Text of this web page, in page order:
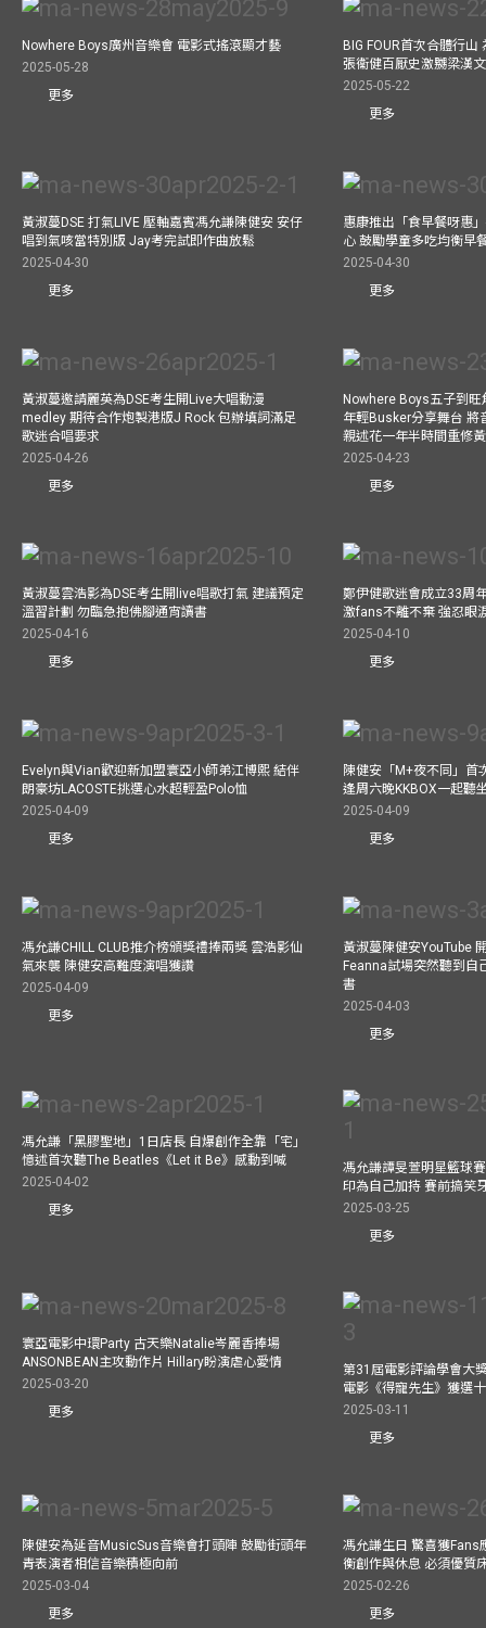
Nowhere Boys廣州音樂會 電影式搖滾顯才藝
2025-05-28
更多
BIG FOUR首次合體行
張衞健百厭史激嬲梁漢
2025-05-22
更多
黃淑蔓DSE 打氣LIVE 壓軸嘉賓馮允謙陳健安 安仔
唱到氣咳當特別版 Jay考完試即作曲放鬆
2025-04-30
更多
惠康推出「食早餐呀惠
心 鼓勵學童多吃均衡早
2025-04-30
更多
黃淑蔓邀請麗英為DSE考生開Live大唱動漫
medley 期待合作炮製港版J Rock 包辦填詞滿足
歌迷合唱要求
2025-04-26
更多
Nowhere Boys五子到
年輕Busker分享舞台 將
親述花一年半時間重修
2025-04-23
更多
黃淑蔓雲浩影為DSE考生開live唱歌打氣 建議預定
溫習計劃 勿臨急抱佛腳通宵讀書
2025-04-16
更多
鄭伊健歌迷會成立33周
激fans不離不棄 強忍眼
2025-04-10
更多
Evelyn與Vian歡迎新加盟寰亞小師弟江博熙 結伴
朗豪坊LACOSTE挑選心水超輕盈Polo恤
2025-04-09
更多
陳健安「M+夜不同」首
逢周六晚KKBOX一起聽
2025-04-09
更多
馮允謙CHILL CLUB推介榜頒獎禮捧兩獎 雲浩影仙
氣來襲 陳健安高難度演唱獲讚
2025-04-09
更多
黃淑蔓陳健安YouTube
Feanna試場突然聽到自
書
2025-04-03
更多
馮允謙「黑膠聖地」1日店長 自爆創作全靠「宅」
憶述首次聽The Beatles《Let it Be》感動到喊
2025-04-02
更多
馮允謙譚旻萱明星籃球
印為自己加持 賽前搞笑
2025-03-25
更多
寰亞電影中環Party 古天樂Natalie岑麗香捧場
ANSONBEAN主攻動作片 Hillary盼演虐心愛情
2025-03-20
更多
第31屆電影評論學會大
電影《得寵先生》獲選
2025-03-11
更多
陳健安為延音MusicSus音樂會打頭陣 鼓勵街頭年
青表演者相信音樂積極向前
2025-03-04
更多
馮允謙生日 驚喜獲Fans
衡創作與休息 必須優質
2025-02-26
更多